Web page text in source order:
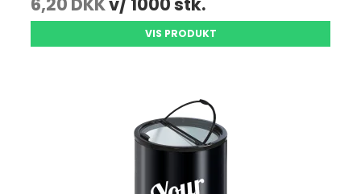
6,20 DKKv/ 1000 stk.
VIS PRODUKT